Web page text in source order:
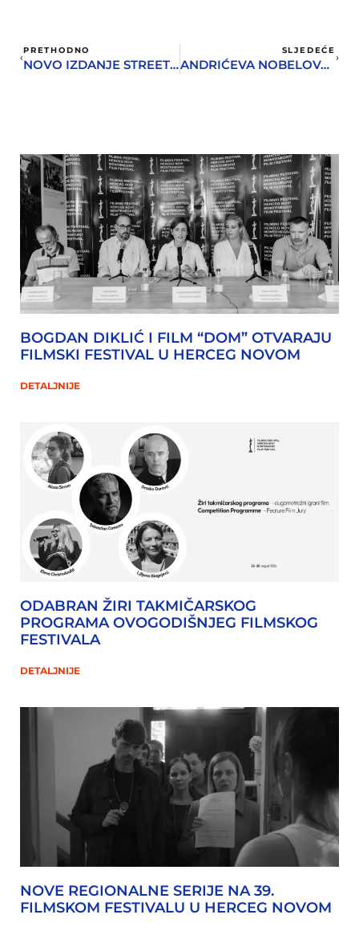
PRETHODNO
NOVO IZDANJE STREET ART FESTIVALA HERCEG NOVI: RASPISAN KONKURS ZA IZRADU RJEŠENJA ZA OSLIKAVANJE MURALA
SLJEDEĆE
ANDRIĆEVA NOBELOVA NAGRADA PRVI PUT U CRNOJ GORI
BOGDAN DIKLIĆ I FILM “DOM” OTVARAJU
FILMSKI FESTIVAL U HERCEG NOVOM
DETALJNIJE
ODABRAN ŽIRI TAKMIČARSKOG
PROGRAMA OVOGODIŠNJEG FILMSKOG
FESTIVALA
DETALJNIJE
NOVE REGIONALNE SERIJE NA 39.
FILMSKOM FESTIVALU U HERCEG NOVOM